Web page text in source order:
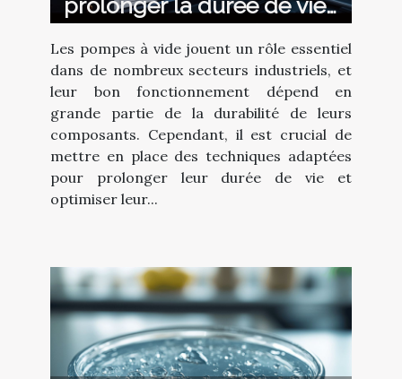
des composants des
pompes à vide
Les pompes à vide jouent un rôle essentiel
dans de nombreux secteurs industriels, et
leur bon fonctionnement dépend en
grande partie de la durabilité de leurs
composants. Cependant, il est crucial de
mettre en place des techniques adaptées
pour prolonger leur durée de vie et
optimiser leur...